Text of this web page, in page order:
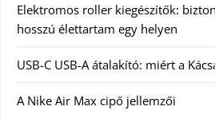
Elektromos roller kiegészítők:
hosszú élettartam egy helyen
USB-C USB-A átalakító: miért a
A Nike Air Max cipő jellemzői